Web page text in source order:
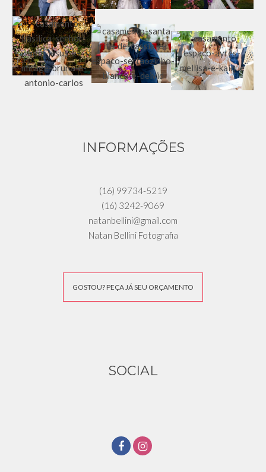
INFORMAÇÕES
(16) 99734-5219
(16) 3242-9069
natanbellini@gmail.com
Natan Bellini Fotografia
GOSTOU? PEÇA JÁ SEU ORÇAMENTO
SOCIAL